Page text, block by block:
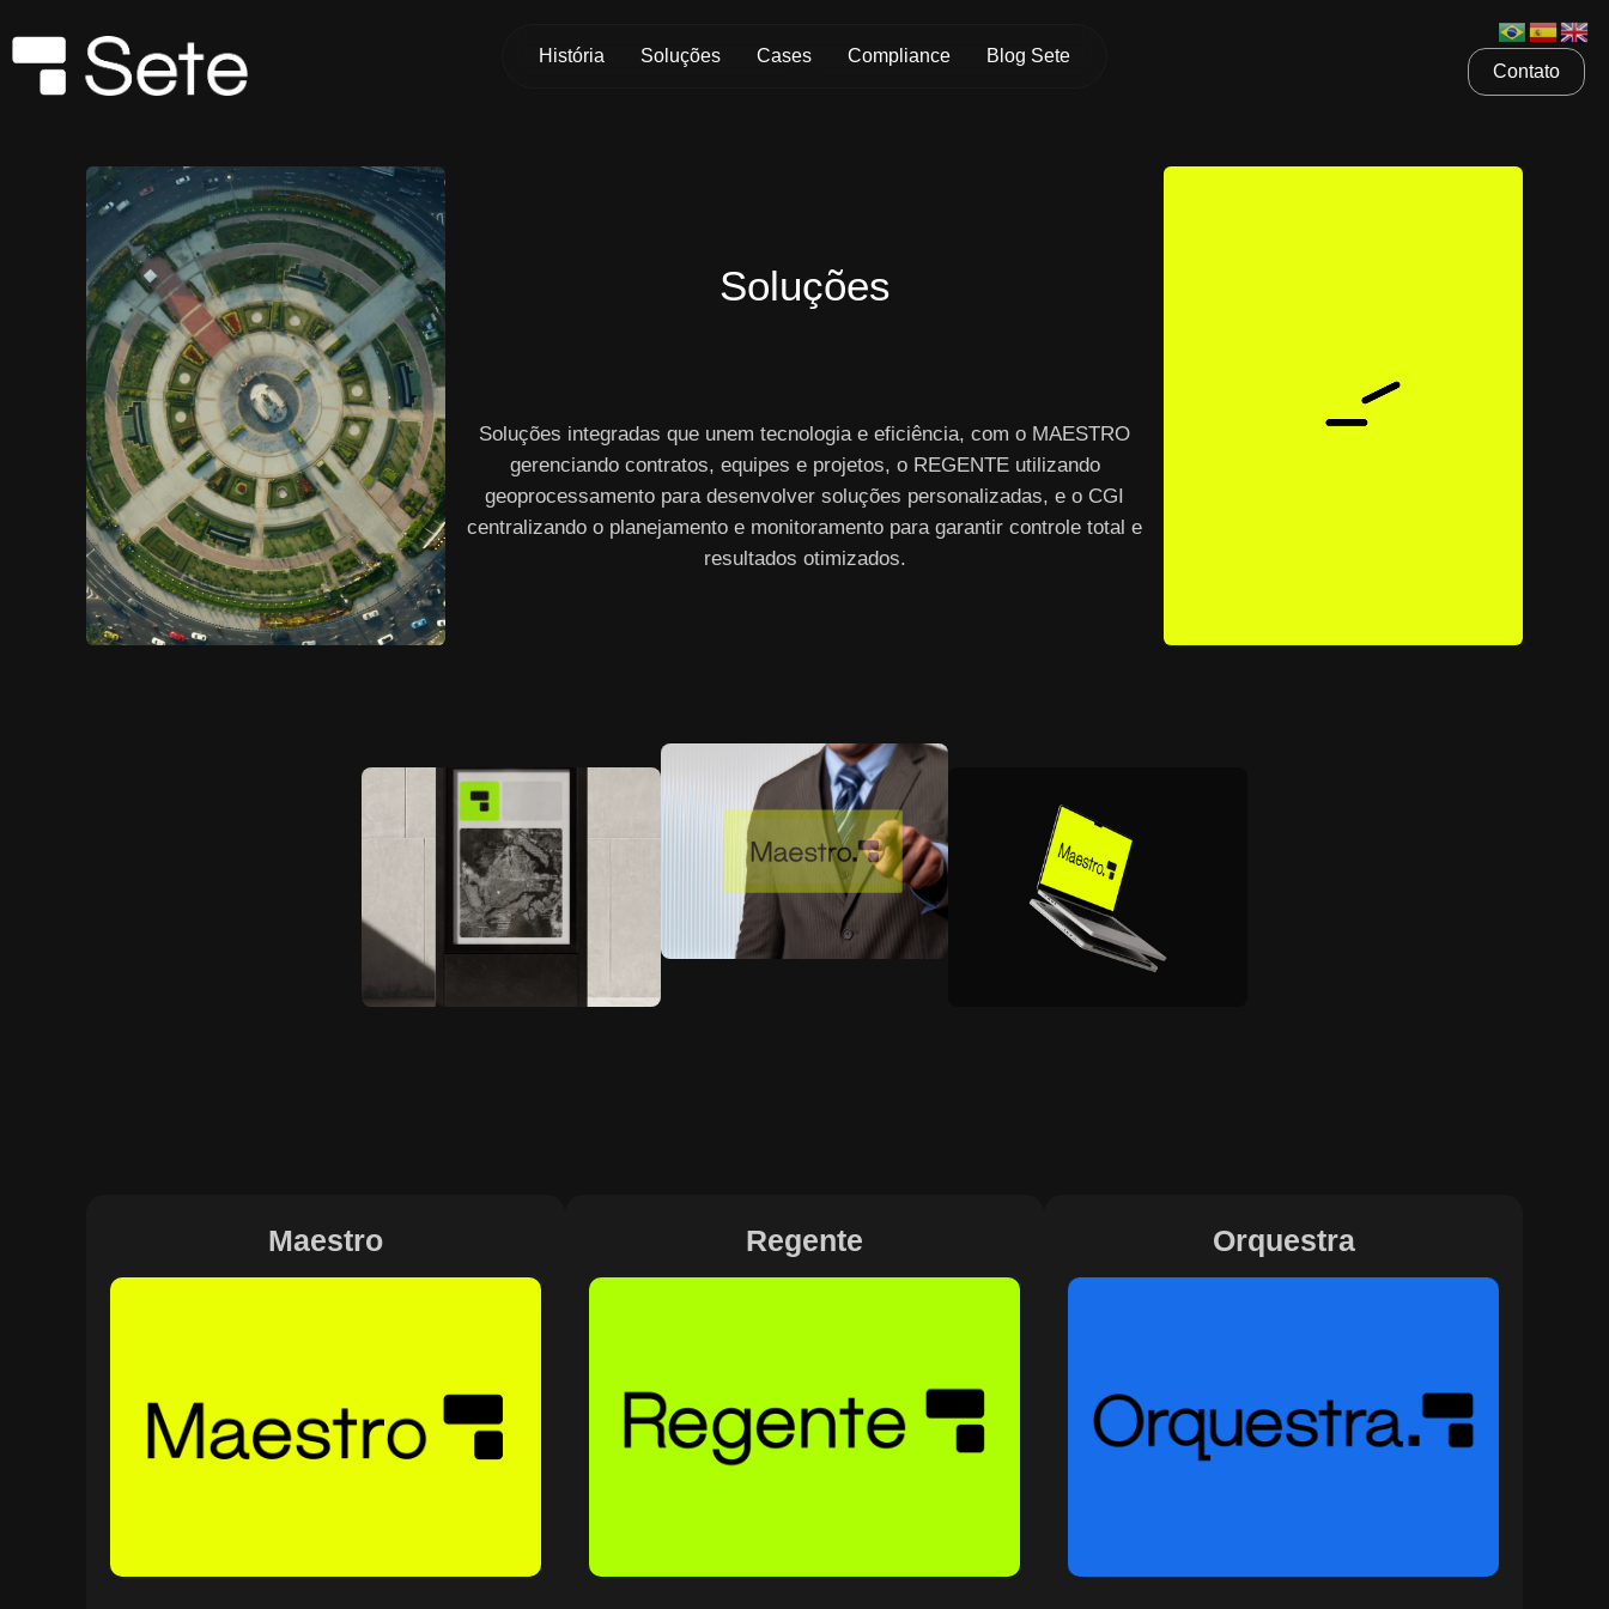
História Soluções Cases Compliance Blog Sete
Contato
Soluções
Soluções integradas que unem tecnologia e eficiência, com o MAESTRO
gerenciando contratos, equipes e projetos, o REGENTE utilizando
geoprocessamento para desenvolver soluções personalizadas, e o CGI
centralizando o planejamento e monitoramento para garantir controle total e
resultados otimizados.
Maestro Regente Orquestra